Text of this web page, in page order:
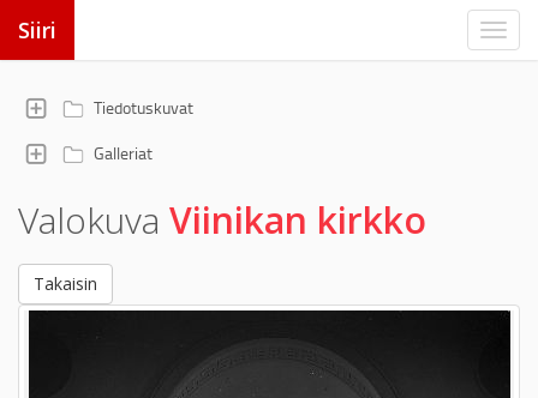
Siiri
Tiedotuskuvat
Galleriat
Valokuva Viinikan kirkko
Takaisin